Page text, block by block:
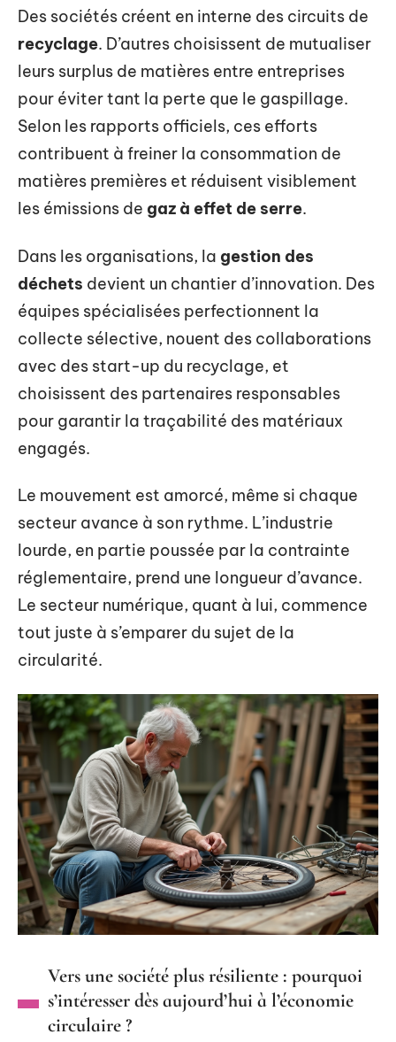
Des sociétés créent en interne des circuits de
recyclage. D’autres choisissent de mutualiser
leurs surplus de matières entre entreprises
pour éviter tant la perte que le gaspillage.
Selon les rapports officiels, ces efforts
contribuent à freiner la consommation de
matières premières et réduisent visiblement
les émissions de gaz à effet de serre.
Dans les organisations, la gestion des
déchets devient un chantier d’innovation. Des
équipes spécialisées perfectionnent la
collecte sélective, nouent des collaborations
avec des start-up du recyclage, et
choisissent des partenaires responsables
pour garantir la traçabilité des matériaux
engagés.
Le mouvement est amorcé, même si chaque
secteur avance à son rythme. L’industrie
lourde, en partie poussée par la contrainte
réglementaire, prend une longueur d’avance.
Le secteur numérique, quant à lui, commence
tout juste à s’emparer du sujet de la
circularité.
Vers une société plus résiliente : pourquoi
s’intéresser dès aujourd’hui à l’économie
circulaire ?